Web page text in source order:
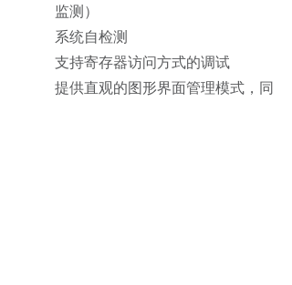
监测）
系统自检测
支持寄存器访问方式的调试
提供直观的图形界面管理模式，同